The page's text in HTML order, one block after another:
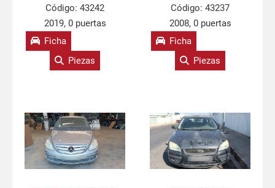
Código: 43242
2019, 0 puertas
Ficha
Piezas
Código: 43237
2008, 0 puertas
Ficha
Piezas